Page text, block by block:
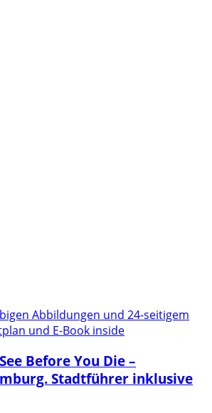
Abbildungen und 24-seitigem
und E-Book inside
Before You Die –
Stadtführer inklusive